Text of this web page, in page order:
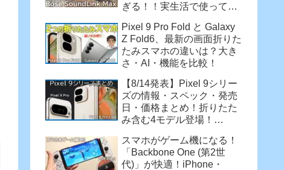
ぎる！！実生活で使って感
Pixel 9 Pro Fold と Galaxy
Z Fold6、最新の画面折りた
たみスマホの違いは？大き
さ・AI・機能を比較！
【8/14発表】Pixel 9シリー
ズの情報・スペック・発売
日・価格まとめ！折りたた
み含む4モデル登場！
XL・Pixel 9 Pro Fold】
スマホがゲーム機になる！
「Backbone One (第2世
代)」が快適！iPhone・